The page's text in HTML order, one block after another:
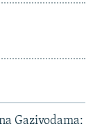
Gazivodama: